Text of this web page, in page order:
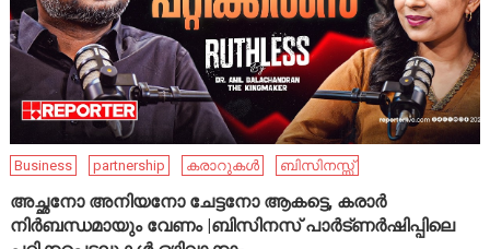
Business partnership കരാറുകൾ ബിസിനസ്സ്
അച്ഛനോ അനിയനോ ചേട്ടനോ ആകട്ടെ, കരാർ
നിർബന്ധമായും വേണം |ബിസിനസ് പാർട്ണർഷിപ്പിലെ